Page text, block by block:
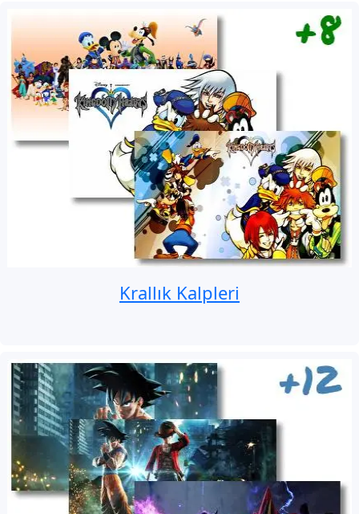
Krallık Kalpleri